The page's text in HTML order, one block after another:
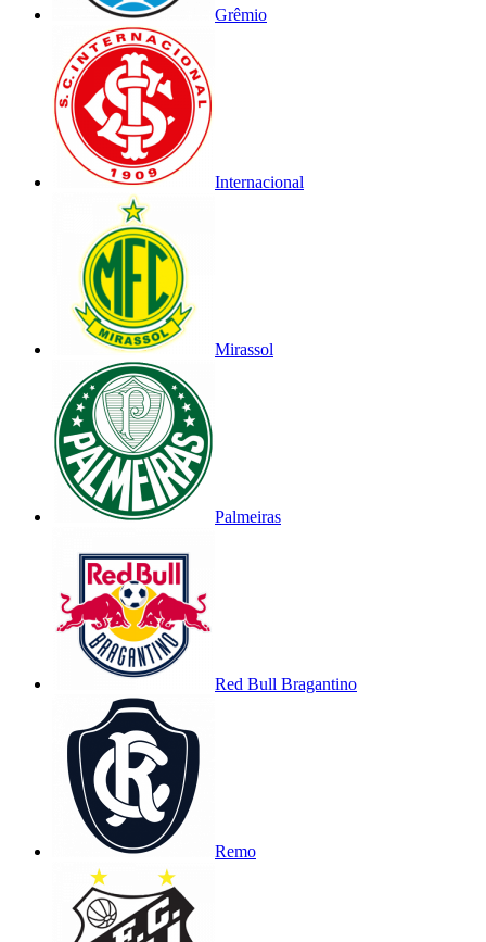
Grêmio
Internacional
Mirassol
Palmeiras
Red Bull Bragantino
Remo